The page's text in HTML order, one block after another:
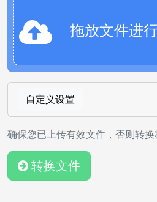
拖放文件进
自定义设置
确保您已上传有效文件，否则转
转换文件